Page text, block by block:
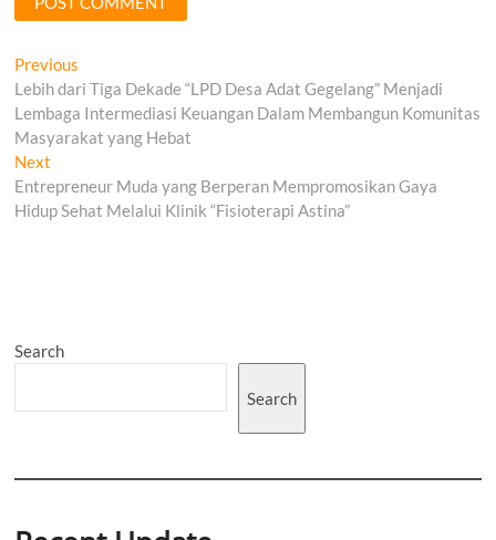
Post
navigation
Previous
post:
Lebih dari Tiga Dekade “LPD Desa Adat Gegelang” Menjadi
Lembaga Intermediasi Keuangan Dalam Membangun Komunitas
Masyarakat yang Hebat
Next
post:
Entrepreneur Muda yang Berperan Mempromosikan Gaya
Hidup Sehat Melalui Klinik “Fisioterapi Astina”
Search
Search